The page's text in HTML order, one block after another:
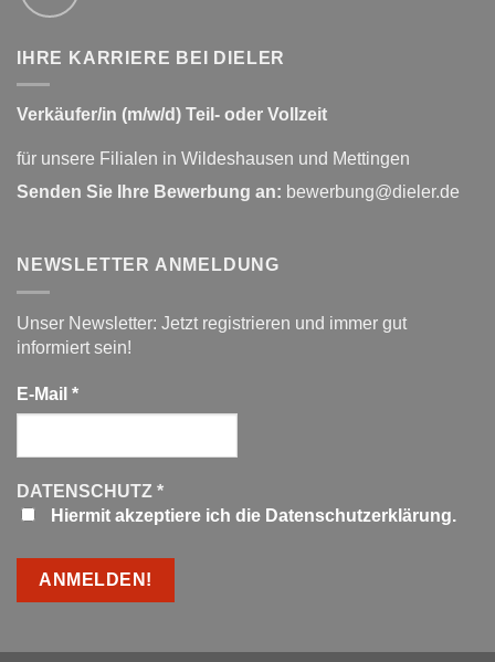
IHRE KARRIERE BEI DIELER
Verkäufer/in (m/w/d) Teil- oder Vollzeit
für unsere Filialen in Wildeshausen und Mettingen
Senden Sie Ihre Bewerbung an: bewerbung@dieler.de
NEWSLETTER ANMELDUNG
Unser Newsletter: Jetzt registrieren und immer gut
informiert sein!
E-Mail *
DATENSCHUTZ *
Hiermit akzeptiere ich die Datenschutzerklärung.